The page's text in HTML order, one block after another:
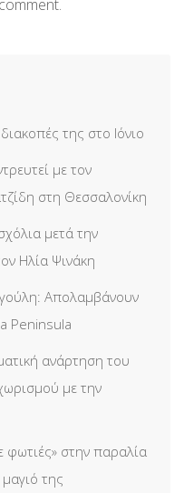
της στο Ιόνιο
με τον
στη Θεσσαλονίκη
μετά την
Ηλία Ψινάκη
Απολαμβάνουν
Peninsula
ανάρτηση του
με την
στην παραλία
της